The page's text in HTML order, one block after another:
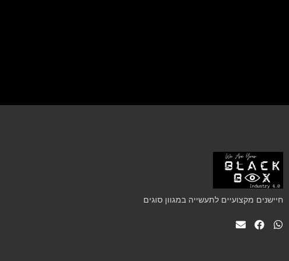
חיישנים מקצועיים לתעשייה במגוון סוגים